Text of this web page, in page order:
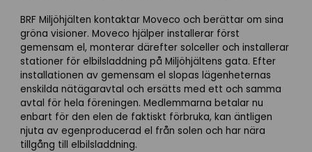
BRF Miljöhjälten kontaktar Moveco och berättar om sina
gröna visioner. Moveco hjälper installerar först
gemensam el, monterar därefter solceller och installerar
stationer för elbilsladdning på Miljöhjältens gata. Efter
installationen av gemensam el slopas lägenheternas
enskilda nätägaravtal och ersätts med ett och samma
avtal för hela föreningen. Medlemmarna betalar nu
enbart för den elen de faktiskt förbruka, kan äntligen
njuta av egenproducerad el från solen och har nära
tillgång till elbilsladdning.